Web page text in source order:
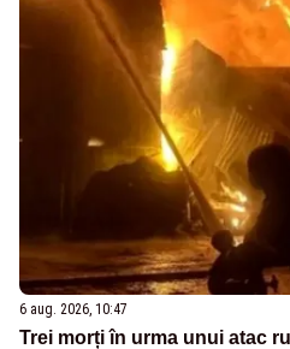
6 aug. 2026, 10:47
Trei morți în urma unui atac